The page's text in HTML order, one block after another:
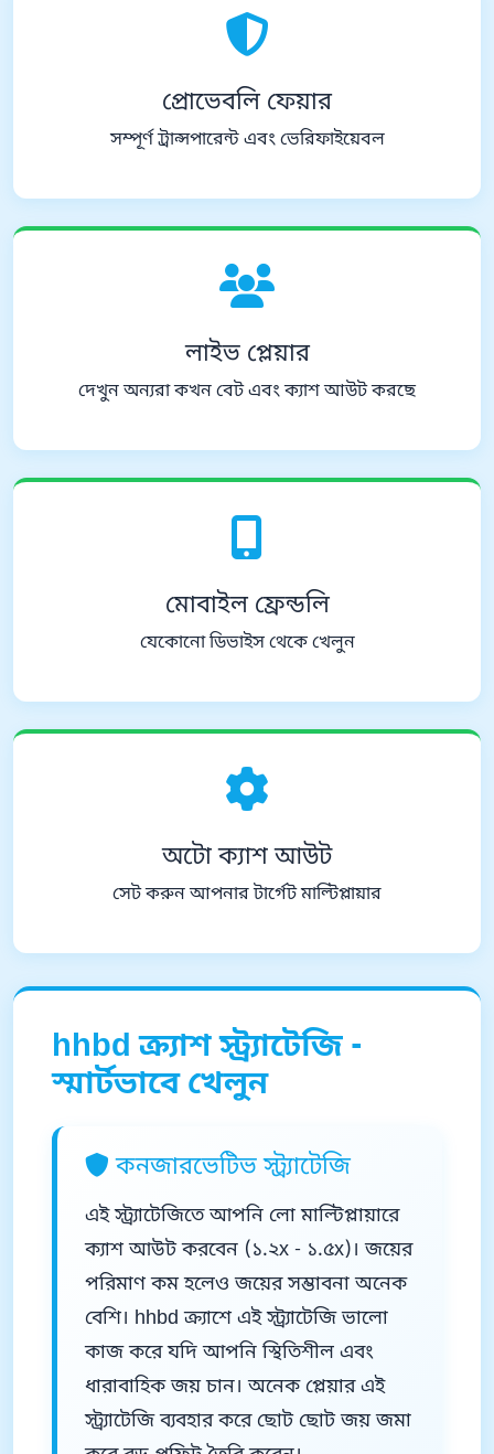
প্রোভেবলি ফেয়ার
সম্পূর্ণ ট্রান্সপারেন্ট এবং ভেরিফাইয়েবল
লাইভ প্লেয়ার
দেখুন অন্যরা কখন বেট এবং ক্যাশ আউট করছে
মোবাইল ফ্রেন্ডলি
যেকোনো ডিভাইস থেকে খেলুন
অটো ক্যাশ আউট
সেট করুন আপনার টার্গেট মাল্টিপ্লায়ার
hhbd ক্র্যাশ স্ট্র্যাটেজি -
স্মার্টভাবে খেলুন
কনজারভেটিভ স্ট্র্যাটেজি
এই স্ট্র্যাটেজিতে আপনি লো মাল্টিপ্লায়ারে
ক্যাশ আউট করবেন (১.২x - ১.৫x)। জয়ের
পরিমাণ কম হলেও জয়ের সম্ভাবনা অনেক
বেশি। hhbd ক্র্যাশে এই স্ট্র্যাটেজি ভালো
কাজ করে যদি আপনি স্থিতিশীল এবং
ধারাবাহিক জয় চান। অনেক প্লেয়ার এই
স্ট্র্যাটেজি ব্যবহার করে ছোট ছোট জয় জমা